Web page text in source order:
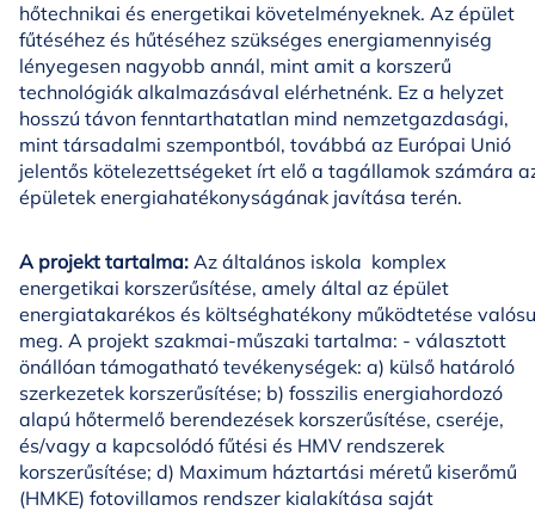
hőtechnikai és energetikai követelményeknek. Az épület
fűtéséhez és hűtéséhez szükséges energiamennyiség
lényegesen nagyobb annál, mint amit a korszerű
technológiák alkalmazásával elérhetnénk. Ez a helyzet
hosszú távon fenntarthatatlan mind nemzetgazdasági,
mint társadalmi szempontból, továbbá az Európai Unió
jelentős kötelezettségeket írt elő a tagállamok számára
épületek energiahatékonyságának javítása terén.
A projekt tartalma: Az általános iskola komplex
energetikai korszerűsítése, amely által az épület
energiatakarékos és költséghatékony működtetése
meg. A projekt szakmai-műszaki tartalma: - választott
önállóan támogatható tevékenységek: a) külső határoló
szerkezetek korszerűsítése; b) fosszilis energiahordozó
alapú hőtermelő berendezések korszerűsítése, cseréje,
és/vagy a kapcsolódó fűtési és HMV rendszerek
korszerűsítése; d) Maximum háztartási méretű kiserőmű
(HMKE) fotovillamos rendszer kialakítása saját